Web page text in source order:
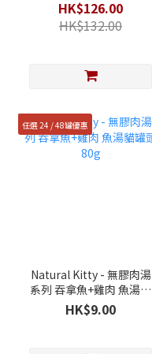
有料湯肉貓罐 80g x12
HK$126.00
HK$132.00
任選 24 / 48罐優惠
Natural Kitty - 無膠肉湯
系列 吞拿魚+雞肉 魚湯貓
罐頭 80g
HK$9.00